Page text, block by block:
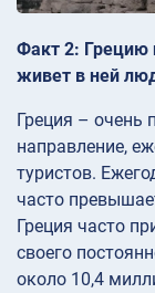
Факт 2: Грецию
живет в ней
Греция – очень
направление,
туристов.
часто
Греция часто
своего
около 10,4